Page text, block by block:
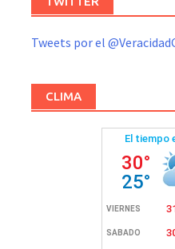
Tweets por el
CLIMA